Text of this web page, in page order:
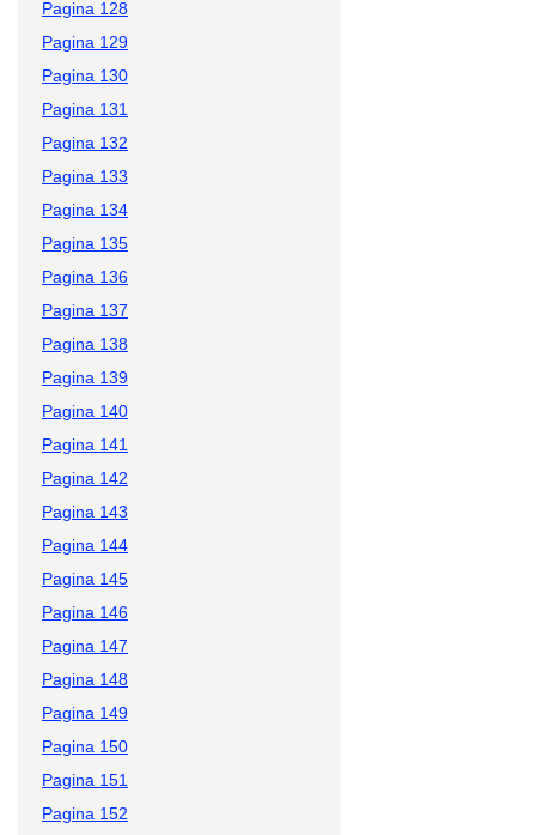
Pagina 128
Pagina 129
Pagina 130
Pagina 131
Pagina 132
Pagina 133
Pagina 134
Pagina 135
Pagina 136
Pagina 137
Pagina 138
Pagina 139
Pagina 140
Pagina 141
Pagina 142
Pagina 143
Pagina 144
Pagina 145
Pagina 146
Pagina 147
Pagina 148
Pagina 149
Pagina 150
Pagina 151
Pagina 152